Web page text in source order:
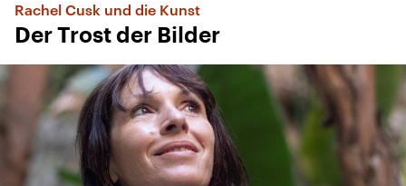
Rachel Cusk und die Kunst
Der Trost der Bilder